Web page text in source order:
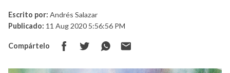
Escrito por: Andrés Salazar
Publicado: 11 Aug 2020 5:56:56 PM
Compártelo